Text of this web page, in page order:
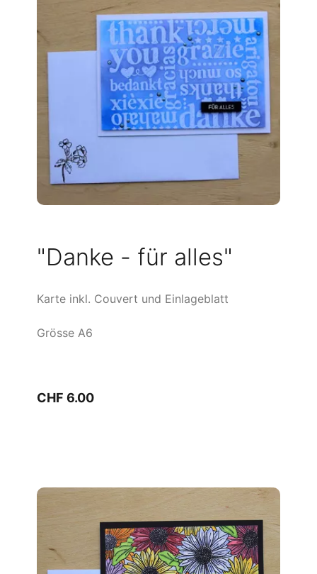
"Danke - für alles"
Karte inkl. Couvert und Einlageblatt
Grösse A6
CHF 6.00